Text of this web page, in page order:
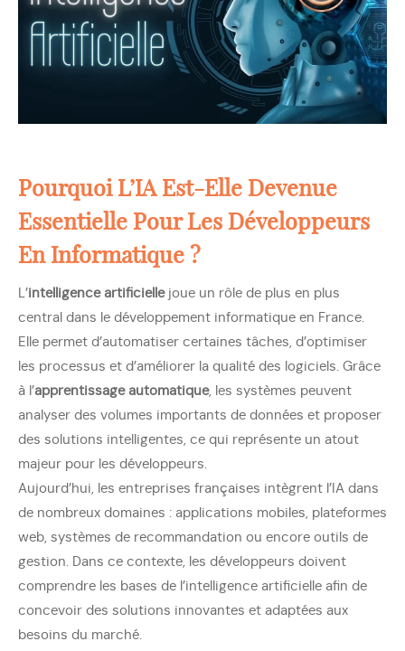
Pourquoi L’IA Est-Elle Devenue
Essentielle Pour Les Développeurs
En Informatique ?
L’intelligence artificiellejoue un rôle de plus en plus
central dans le développement informatique en France.
Elle permet d’automatiser certaines tâches, d’optimiser
les processus et d’améliorer la qualité des logiciels. Grâce
à l’apprentissage automatique, les systèmes peuvent
analyser des volumes importants de données et proposer
des solutions intelligentes, ce qui représente un atout
majeur pour les développeurs.
Aujourd’hui, les entreprises françaises intègrent l’IA dans
de nombreux domaines : applications mobiles, plateformes
web, systèmes de recommandation ou encore outils de
gestion. Dans ce contexte, les développeurs doivent
comprendre les bases de l’intelligence artificielle afin de
concevoir des solutions innovantes et adaptées aux
besoins du marché.